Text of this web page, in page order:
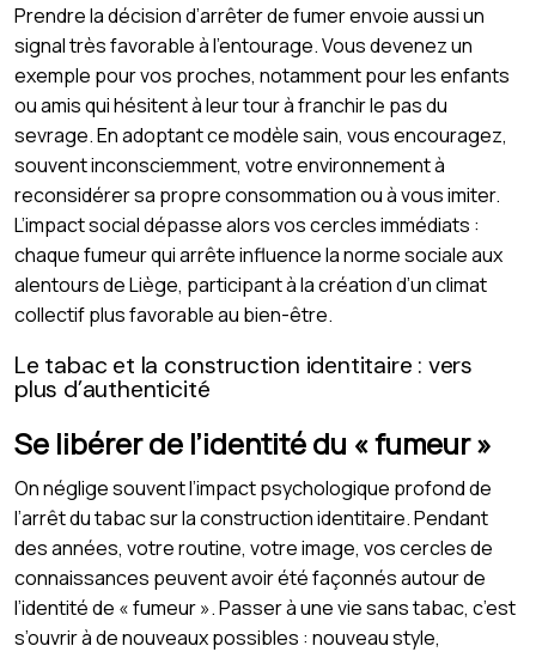
Prendre la décision d’arrêter de fumer envoie aussi un
signal très favorable à l’entourage. Vous devenez un
exemple pour vos proches, notamment pour les enfants
ou amis qui hésitent à leur tour à franchir le pas du
sevrage. En adoptant ce modèle sain, vous encouragez,
souvent inconsciemment, votre environnement à
reconsidérer sa propre consommation ou à vous imiter.
L’impact social dépasse alors vos cercles immédiats :
chaque fumeur qui arrête influence la norme sociale aux
alentours de Liège, participant à la création d’un climat
collectif plus favorable au bien-être.
Le tabac et la construction identitaire : vers
plus d’authenticité
Se libérer de l’identité du « fumeur »
On néglige souvent l’impact psychologique profond de
l’arrêt du tabac sur la construction identitaire. Pendant
des années, votre routine, votre image, vos cercles de
connaissances peuvent avoir été façonnés autour de
l’identité de « fumeur ». Passer à une vie sans tabac, c’est
s’ouvrir à de nouveaux possibles : nouveau style,